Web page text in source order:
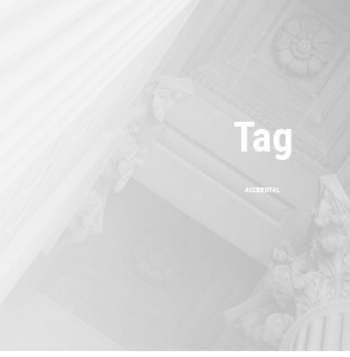
Tag
ACCIDENTAL